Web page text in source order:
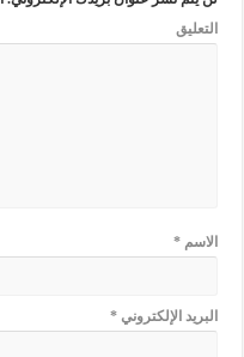
التعليق
الاسم*
البريد الإلكتروني*